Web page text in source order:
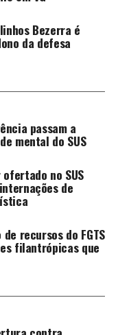
Desembargador
inscricao-
da CGJ-
Bezerra é
da defesa
passam a
mental do SUS
no SUS
de
recursos do FGTS
filantrópicas que